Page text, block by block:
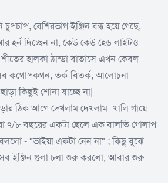
বেশিরভাগ ইঞ্জিন বন্ধ হয়ে গেছে,
হর্ন দিচ্ছেন না, কেউ কেউ হেড লাইটও
হালকা ঠান্ডা বাতাসে এখন কেবল
সব কথোপকথন, তর্ক-বিতর্ক, আলোচনা-
কিছুই শোনা যাচ্ছে না|
ঠিক আগে দেখলাম দেখলাম- খালি গায়ে
৭/৮ বছরের একটা ছেলে এক বালতি গোলাপ
- "ভাইয়া একটা নেন না" ; কিছু বুঝে
ইঞ্জিন গুলা চলা শুরু করলো, আবার শুরু